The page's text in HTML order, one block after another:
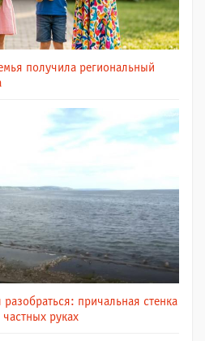
получила региональный
причальная стенка
руках